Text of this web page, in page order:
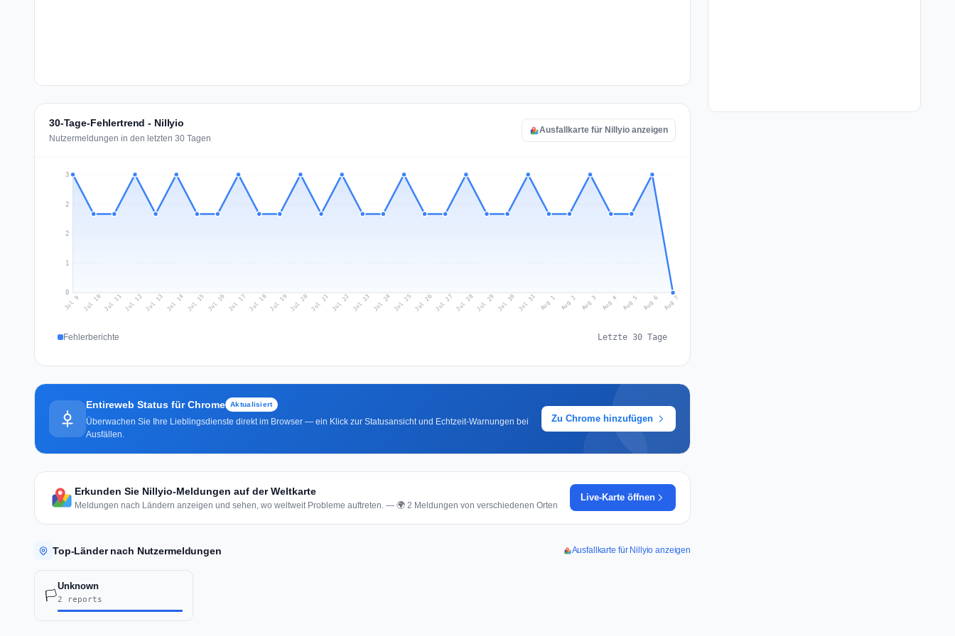
30-Tage-Fehlertrend - Nillyio
Nutzermeldungen in den letzten 30 Tagen
Ausfallkarte für Nillyio anzeigen
0
1
2
2
3
Jul 9 Jul 10 Jul 11Jul 12Jul 13 Jul 14 Jul 15 Jul 16 Jul 17 Jul 18Jul 19 Jul 20 Jul 21 Jul 22 Jul 23 Jul 24 Jul 25 Jul 26Jul 27 Jul 28Jul 29 Jul 30 Jul 31 Aug 1 Aug 2 Aug 3 Aug 4 Aug 5 Aug 6 Aug 7
Fehlerberichte Letzte 30 Tage
Entireweb Status für Chrome Aktualisiert
Überwachen Sie Ihre Lieblingsdienste direkt im Browser — ein Klick zur Statusansicht und Echtzeit-Warnungen bei
Ausfällen.
Zu Chrome hinzufügen
Erkunden Sie Nillyio-Meldungen auf der Weltkarte
Meldungen nach Ländern anzeigen und sehen, wo weltweit Probleme auftreten. — 🌍 2 Meldungen von verschiedenen Orten
Live-Karte öffnen
Top-Länder nach Nutzermeldungen Ausfallkarte für Nillyio anzeigen
🏳️
Unknown
2 reports